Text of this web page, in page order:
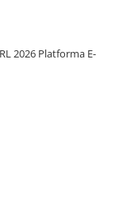
2026 Platforma E-